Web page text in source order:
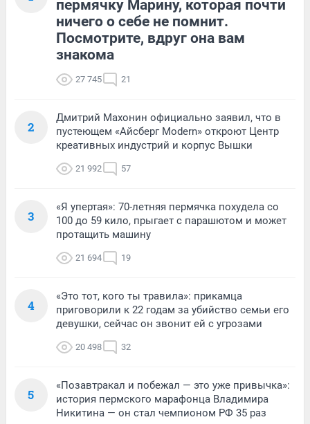
пермячку Марину, которая почти
ничего о себе не помнит.
Посмотрите, вдруг она вам
знакома
27 745 21
2
Дмитрий Махонин официально заявил, что в
пустеющем «Айсберг Modern» откроют Центр
креативных индустрий и корпус Вышки
21 992 57
3
«Я упертая»: 70-летняя пермячка похудела со
100 до 59 кило, прыгает с парашютом и может
протащить машину
21 694 19
4
«Это тот, кого ты травила»: прикамца
приговорили к 22 годам за убийство семьи его
девушки, сейчас он звонит ей с угрозами
20 498 32
5
«Позавтракал и побежал — это уже привычка»:
история пермского марафонца Владимира
Никитина — он стал чемпионом РФ 35 раз